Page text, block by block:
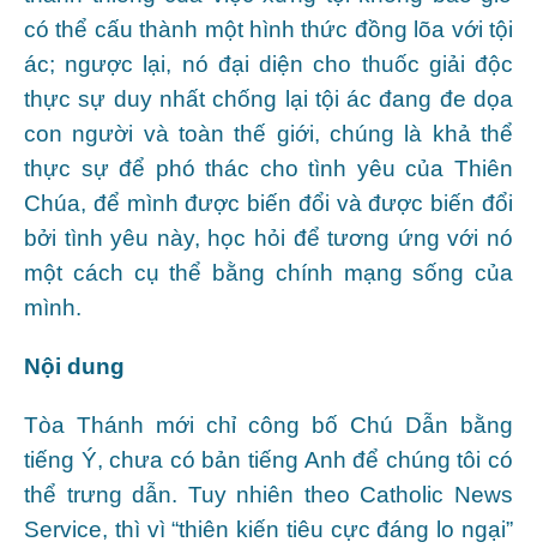
có thể cấu thành một hình thức đồng lõa với tội
ác; ngược lại, nó đại diện cho thuốc giải độc
thực sự duy nhất chống lại tội ác đang đe dọa
con người và toàn thế giới, chúng là khả thể
thực sự để phó thác cho tình yêu của Thiên
Chúa, để mình được biến đổi và được biến đổi
bởi tình yêu này, học hỏi để tương ứng với nó
một cách cụ thể bằng chính mạng sống của
mình.
Nội dung
Tòa Thánh mới chỉ công bố Chú Dẫn bằng
tiếng Ý, chưa có bản tiếng Anh để chúng tôi có
thể trưng dẫn. Tuy nhiên theo Catholic News
Service, thì vì “thiên kiến tiêu cực đáng lo ngại”